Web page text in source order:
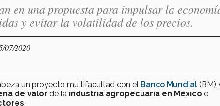
en una propuesta para impulsar la
y evitar la volatilidad de los precios.
07/2020
un proyecto multifacultad con el Banco Mundial (BM)
de valor de la industria agropecuaria en México e
.